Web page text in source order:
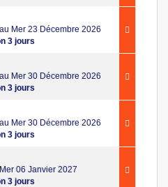
Mer 23 Décembre 2026
3 jours
Mer 30 Décembre 2026
3 jours
Mer 30 Décembre 2026
3 jours
06 Janvier 2027
3 jours